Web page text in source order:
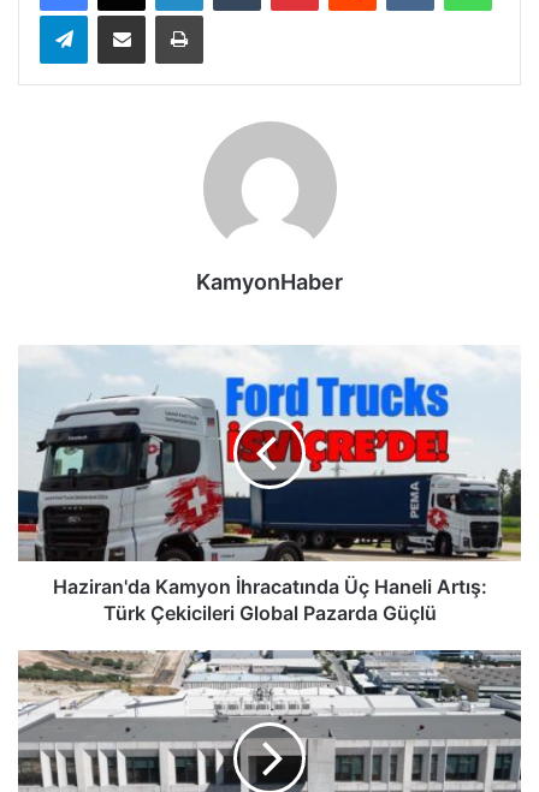
TelegramE-Posta ile paylaş Yazdır
KamyonHaber
İhracatında
Haneli
Artış:
Türk
Çekicileri
Global
PazardaHaziran'da Kamyon İhracatında Üç Haneli Artış:
Türk Çekicileri Global Pazarda Güçlü
Maysan
Mando,
İSO
İkinci
500
Listesinde